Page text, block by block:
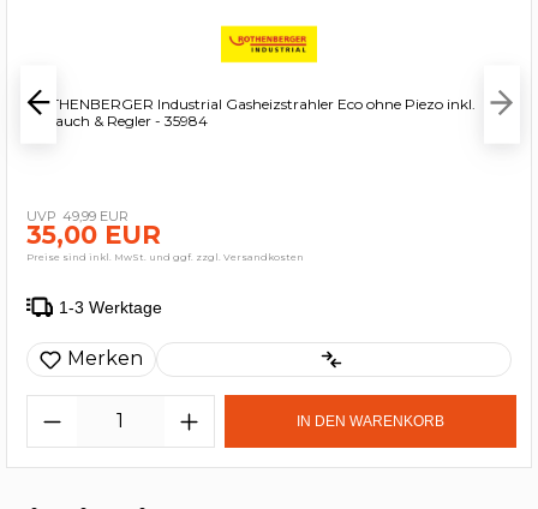
ROTHENBERGER Industrial Gasheizstrahler Eco ohne Piezo inkl.
Schlauch & Regler - 35984
49,99 EUR
35,00 EUR
Preise sind inkl. MwSt. und ggf. zzgl. Versandkosten
1-3 Werktage
Merken
IN DEN WARENKORB